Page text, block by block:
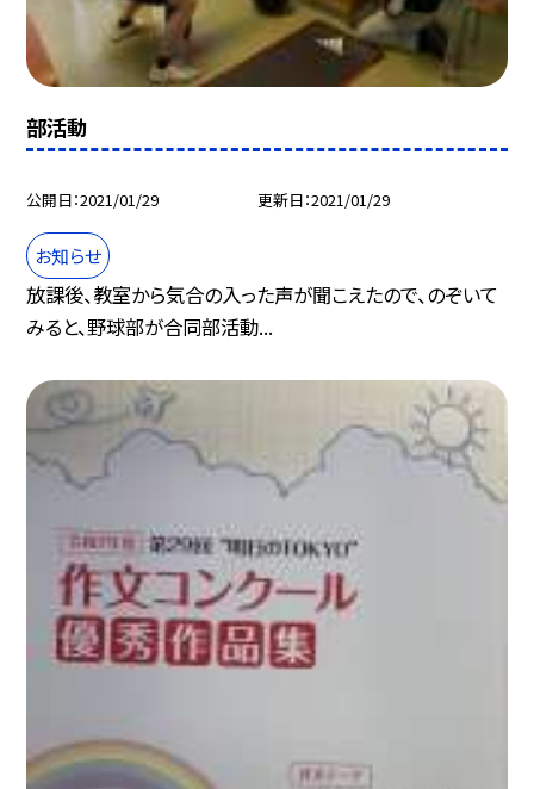
部活動
公開日 2021/01/29 更新日 2021/01/29
お知らせ
放課後、教室から気合の入った声が聞こえたので、のぞいて
みると、野球部が合同部活動...